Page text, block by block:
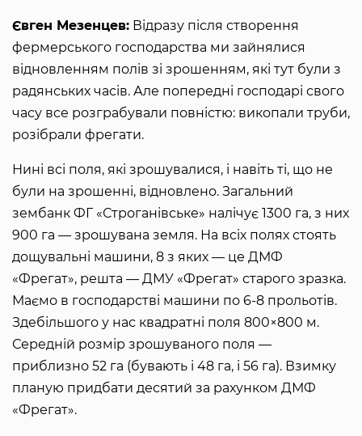
Євген Мезенцев: Відразу після створення
фермерського господарства ми зайнялися
відновленням полів зі зрошенням, які тут були з
радянських часів. Але попередні господарі свого
часу все розграбували повністю: викопали труби,
розібрали фрегати.
Нині всі поля, які зрошувалися, і навіть ті, що не
були на зрошенні, відновлено. Загальний
зембанк ФГ «Строганівське» налічує 1300 га, з них
900 га — зрошувана земля. На всіх полях стоять
дощувальні машини, 8 з яких — це ДМФ
«Фрегат», решта — ДМУ «Фрегат» старого зразка.
Маємо в господарстві машини по 6-8 прольотів.
Здебільшого у нас квадратні поля 800×800 м.
Середній розмір зрошуваного поля —
приблизно 52 га (бувають і 48 га, і 56 га). Взимку
планую придбати десятий за рахунком ДМФ
«Фрегат».